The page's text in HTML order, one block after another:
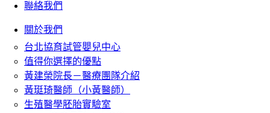
聯絡我們
關於我們
台北協育試管嬰兒中心
值得你選擇的優點
黃建榮院長－醫療團隊介紹
黃珽琦醫師（小黃醫師）
生殖醫學胚胎實驗室